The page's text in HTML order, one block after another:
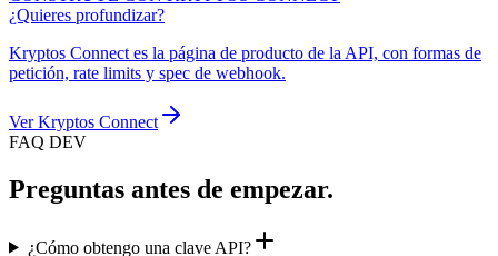
¿Quieres profundizar?
Kryptos Connect es la página de producto de la API, con formas de
petición, rate limits y spec de webhook.
Ver Kryptos Connect
FAQ DEV
Preguntas antes de empezar.
¿Cómo obtengo una clave API?